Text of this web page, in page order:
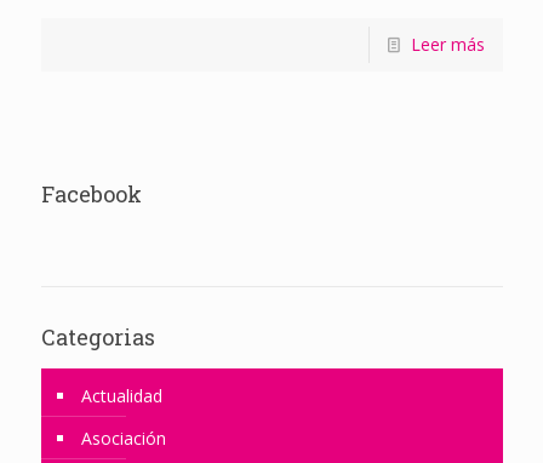
Leer más
Facebook
Categorias
Actualidad
Asociación